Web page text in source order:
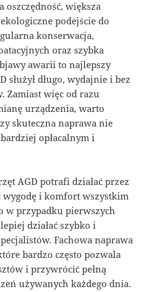
oszczędność, większa
podejście do
konserwacja,
oraz szybka
awarii to najlepszy
służył długo, wydajnie i bez
Zamiast więc od razu
urządzenia, warto
skuteczna naprawa nie
opłacalnym i
AGD potrafi działać przez
wygodę i komfort wszystkim
w przypadku pierwszych
działać szybko i
Fachowa naprawa
bardzo często pozwala
i przywrócić pełną
używanych każdego dnia.